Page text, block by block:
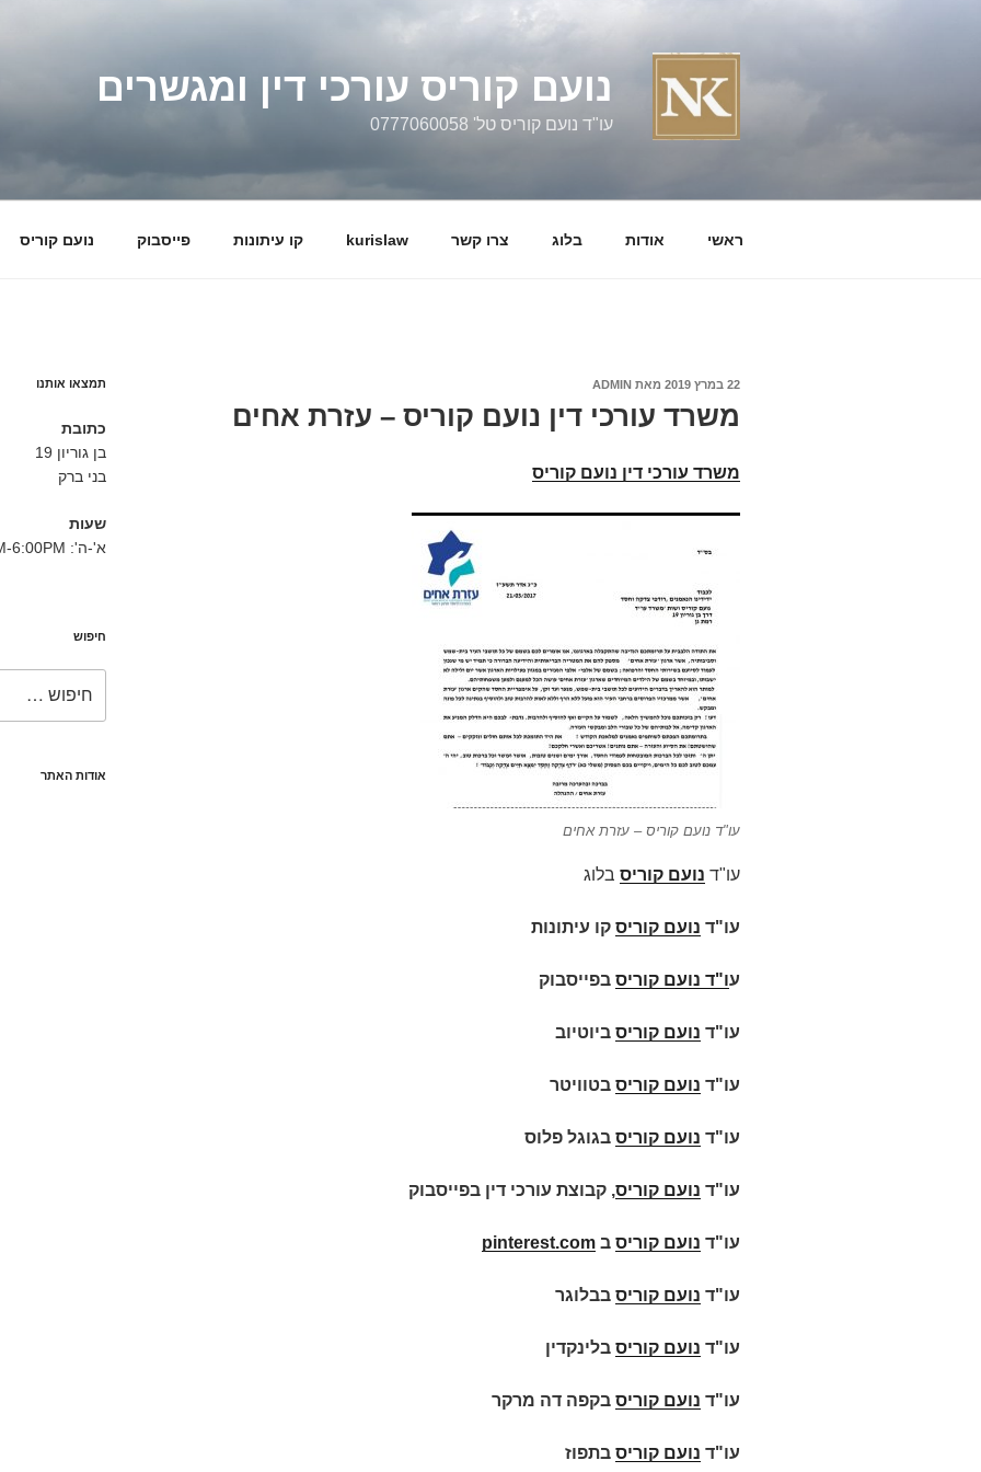
נועם קוריס עורכי דין ומגשרים
עו"ד נועם קוריס טל' 0777060058
ראשי אודות בלוג צרו קשר kurislaw קו עיתונות פייסבוק נועם קוריס
פורסם
22 במרץ 2019 מאת ADMIN
משרד עורכי דין נועם קוריס – עזרת אחים
משרד עורכי דין נועם קוריס
עו"ד נועם קוריס – עזרת אחים
עו"ד נועם קוריס בלוג
עו"ד נועם קוריס קו עיתונות
עו"ד נועם קוריס בפייסבוק
עו"ד נועם קוריס ביוטיוב
עו"ד נועם קוריס בטוויטר
עו"ד נועם קוריס בגוגל פלוס
עו"ד נועם קוריס, קבוצת עורכי דין בפייסבוק
עו"ד נועם קוריס ב pinterest.com
עו"ד נועם קוריס בבלוגר
עו"ד נועם קוריס בלינקדין
עו"ד נועם קוריס בקפה דה מרקר
עו"ד נועם קוריס בתפוז
תמצאו אותנו
כתובת
בן גוריון 19
בני ברק
שעות
א'-ה': 8:30AM-6:00PM
חיפוש
אודות האתר